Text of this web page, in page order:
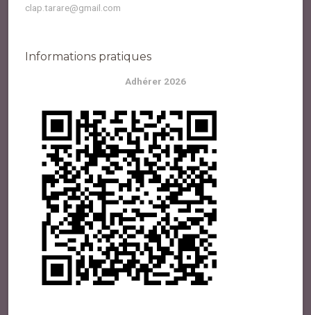
clap.tarare@gmail.com
Informations pratiques
Adhérer 2026